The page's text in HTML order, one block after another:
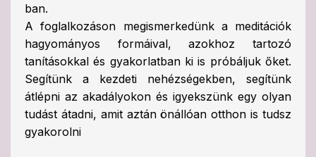
ban.
A foglalkozáson megismerkedünk a meditációk
hagyományos formáival, azokhoz tartozó
tanításokkal és gyakorlatban ki is próbáljuk őket.
Segítünk a kezdeti nehézségekben, segítünk
átlépni az akadályokon és igyekszünk egy olyan
tudást átadni, amit aztán önállóan otthon is tudsz
gyakorolni